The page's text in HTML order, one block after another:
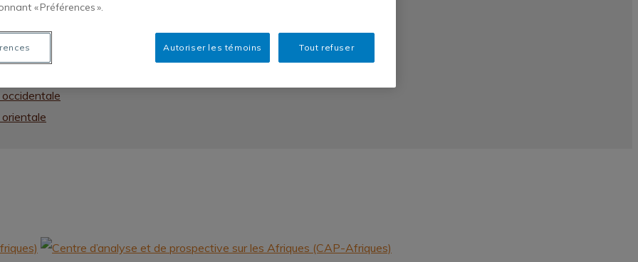
nord
« Préférences ».
Tout refuser
Autoriser les témoins